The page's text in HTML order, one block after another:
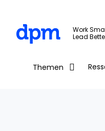
Skip to main content
Work
Lead
Themen